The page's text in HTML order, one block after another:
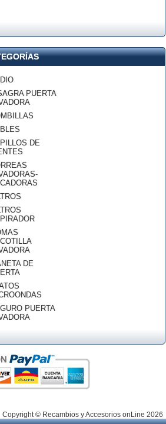
PUERTA
DE
DE
PUERTA
Copyright © Recambios y Accesorios onLine 2026